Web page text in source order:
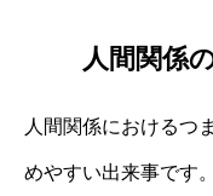
人間関係
人間関係におけるつ
めやすい出来事です